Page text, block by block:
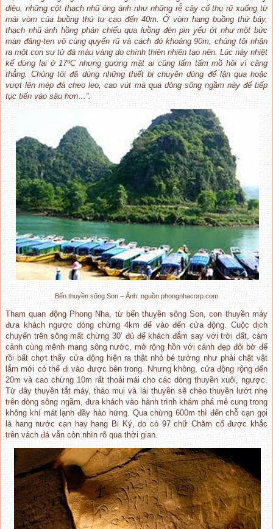
diệu, những cột thạch nhũ óng ánh như những rễ cây cổ thụ rũ xuống từ
mái vòm của buồng thứ tư cao đến 40m. Ở vòm hang buồng thứ bảy,
thạch nhũ ánh hồng phản chiếu qua luồng đèn pin yếu ớt như một bức
màn đăng-ten vô cùng quyến rũ và cách đó khoảng 90m, chúng tôi nhận
ra một con sư tử đá màu vàng do chính thiên nhiên tạo nên. Lúc này nhiệt
kế dừng lại ở 17ºC nhưng gương mặt ai cũng lấm tấm mồ hôi vì căng
thẳng. Chúng tôi đã dùng những thiết bị chuyên dùng để lặn qua hoặc
vượt lên mép đá cheo leo, cao vút mà qua dòng sông ngầm này để tiếp
tục tiến vào sâu hơn…”.
Bến thuyền sông Son – Ảnh: nguồn phongnhacorp.com
Tham quan động Phong Nha, từ bến thuyền sông Son, con thuyền máy
đưa khách ngược dòng chừng 4km để vào đến cửa động. Cuộc dịch
chuyển trên sông mất chừng 30’ đủ để khách đắm say với trời đất, cám
cảnh cùng mênh mang sông nước, mở rộng hồn với cảnh đẹp đôi bờ để
rồi bất chợt thấy cửa động hiện ra thật nhỏ bé tưởng như phải chật vật
lắm mới có thể đi vào được bên trong. Nhưng không, cửa động rộng đến
20m và cao chừng 10m rất thoải mái cho các dòng thuyền xuôi, ngược.
Từ đây thuyền tắt máy, tháo mui và lái thuyền sẽ chèo thuyền lướt nhẹ
trên dòng sông ngầm, đưa khách vào hành trình khám phá mê cung trong
không khí mát lạnh đầy hào hứng. Qua chừng 600m thì đến chỗ cạn gọi
là hang nước cạn hay hang Bi Ký, do có 97 chữ Chăm cổ được khắc
trên vách đá vẫn còn nhìn rõ qua thời gian.